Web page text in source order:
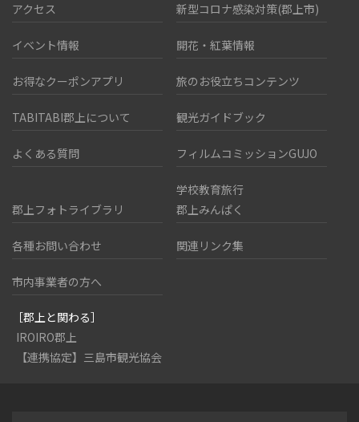
アクセス 新型コロナ感染対策(郡上市)
イベント情報 開花・紅葉情報
お得なクーポンアプリ 旅のお役立ちコンテンツ
TABITABI郡上について 観光ガイドブック
よくある質問 フィルムコミッションGUJO
郡上フォトライブラリ
学校教育旅行
郡上みんぱく
各種お問い合わせ 関連リンク集
市内事業者の方へ
［郡上と関わる］
IROIRO郡上
【連携協定】三島市観光協会